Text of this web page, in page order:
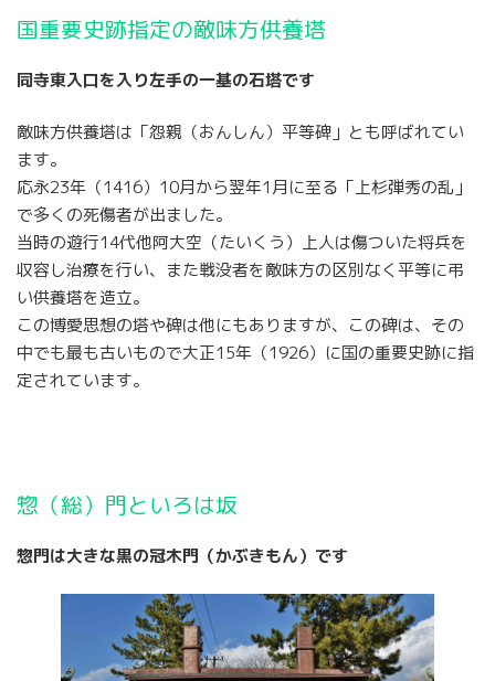
国重要史跡指定の敵味方供養塔
同寺東入口を入り左手の一基の石塔です
敵味方供養塔は「怨親（おんしん）平等碑」とも呼ばれてい
ます。
応永23年（1416）10月から翌年1月に至る「上杉弾秀の乱」
で多くの死傷者が出ました。
当時の遊行14代他阿大空（たいくう）上人は傷ついた将兵を
収容し治療を行い、また戦没者を敵味方の区別なく平等に弔
い供養塔を造立。
この博愛思想の塔や碑は他にもありますが、この碑は、その
中でも最も古いもので大正15年（1926）に国の重要史跡に指
定されています。
惣（総）門といろは坂
惣門は大きな黒の冠木門（かぶきもん）です